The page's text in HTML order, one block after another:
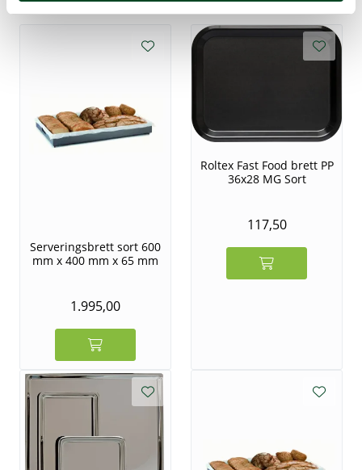
Serveringsbrett sort 600
mm x 400 mm x 65 mm
1.995,00
Roltex Fast Food brett PP
36x28 MG Sort
117,50